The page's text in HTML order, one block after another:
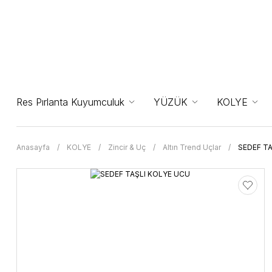
Res Pırlanta Kuyumculuk YÜZÜK KOLYE
Anasayfa KOLYE Zincir & Uç Altın Trend Uçlar SEDEF